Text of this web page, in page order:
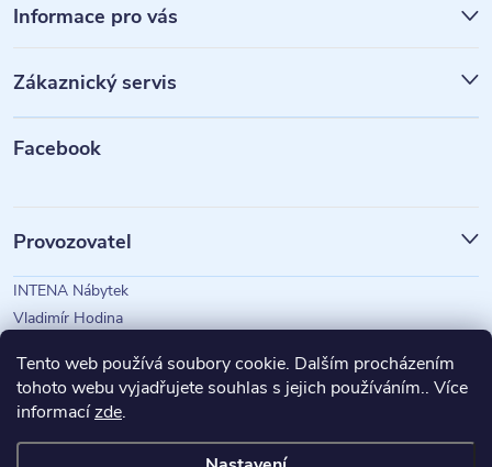
Tento web používá soubory cookie. Dalším procházením
tohoto webu vyjadřujete souhlas s jejich používáním.. Více
informacízde.
á
p
a
Informace pro vás
Zákaznický servis
Facebook
Provozovatel
INTENA Nábytek
Vladimír Hodina